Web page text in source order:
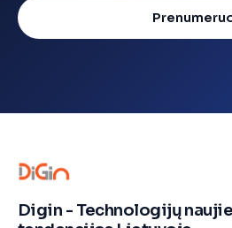
Digin - Technologijų